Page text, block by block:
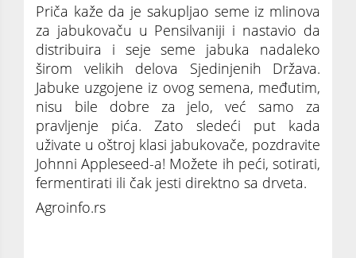
Priča kaže da je sakupljao seme iz mlinova
za jabukovaču u Pensilvaniji i nastavio da
distribuira i seje seme jabuka nadaleko
širom velikih delova Sjedinjenih Država.
Jabuke uzgojene iz ovog semena, međutim,
nisu bile dobre za jelo, već samo za
pravljenje pića. Zato sledeći put kada
uživate u oštroj klasi jabukovače, pozdravite
Johnni Appleseed-a! Možete ih peći, sotirati,
fermentirati ili čak jesti direktno sa drveta.
Agroinfo.rs